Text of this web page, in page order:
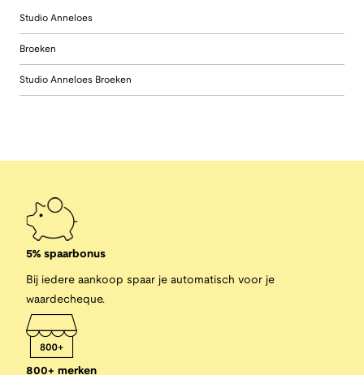
Studio Anneloes
Broeken
Studio Anneloes Broeken
5% spaarbonus
Bij iedere aankoop spaar je automatisch voor je
waardecheque.
800+ merken